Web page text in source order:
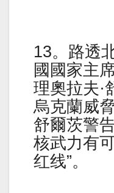
13。路透
國國家主
理奧拉夫·
烏克蘭威
舒爾茨警
核武力有
红线”。